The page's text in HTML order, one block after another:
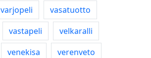
varjopeli
vasatuotto
vastapeli
velkaralli
venekisa
verenveto